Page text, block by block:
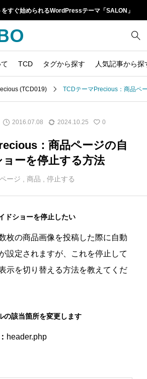
すぐ始められるWordPressテーマ「SALON」
TCD タグから探す 人気記事から探
14
17
21
39
retinaディスプレイ
SNSアイコン
ラグイン
Welcart
(TCD019) TCDテーマPrecious：商品ペ
2016.07.08 2024.10.25 0
：商品ページの自
ーを停止する方法
ージ , 商品 , 停止する
ドショーを停止したい
枚の商品画像を投稿した際に自動
設定されますが、これを停止して
示を切り替える方法を教えてくだ
の該当箇所を変更します
header.php